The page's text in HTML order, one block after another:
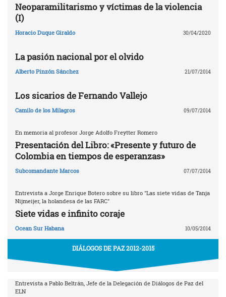
Neoparamilitarismo y víctimas de la violencia
(I)
Horacio Duque Giraldo 30/04/2020
La pasión nacional por el olvido
Alberto Pinzón Sánchez 21/07/2014
Los sicarios de Fernando Vallejo
Camilo de los Milagros 09/07/2014
En memoria al profesor Jorge Adolfo Freytter Romero
Presentación del Libro: «Presente y futuro de
Colombia en tiempos de esperanzas»
Subcomandante Marcos 07/07/2014
Entrevista a Jorge Enrique Botero sobre su libro "Las siete vidas de Tanja
Nijmeijer, la holandesa de las FARC"
Siete vidas e infinito coraje
Ocean Sur Habana 10/05/2014
DIÁLOGOS DE PAZ 2012-2015
Entrevista a Pablo Beltrán, Jefe de la Delegación de Diálogos de Paz del
ELN